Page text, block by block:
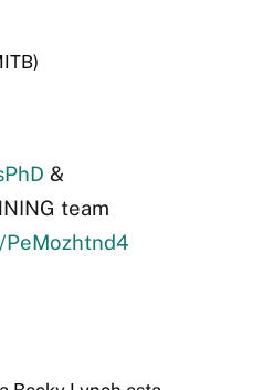
&
team